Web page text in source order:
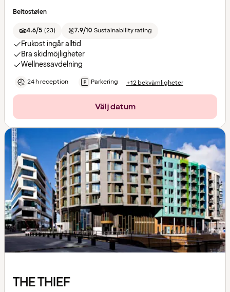
Beitostølen
4.6/5 (23) 7.9/10 Sustainability rating
Frukost ingår alltid
Bra skidmöjligheter
Wellnessavdelning
24 h reception Parkering +12 bekvämligheter
Välj datum
THE THIEF